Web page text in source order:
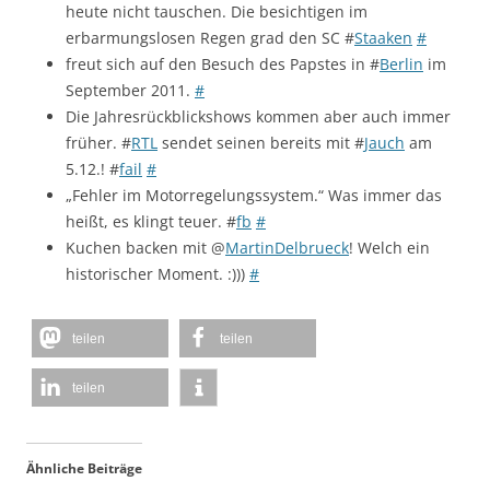
heute nicht tauschen. Die besichtigen im
erbarmungslosen Regen grad den SC #Staaken #
freut sich auf den Besuch des Papstes in #Berlin im
September 2011. #
Die Jahresrückblickshows kommen aber auch immer
früher. #RTL sendet seinen bereits mit #Jauch am
5.12.! #fail #
„Fehler im Motorregelungssystem.“ Was immer das
heißt, es klingt teuer. #fb #
Kuchen backen mit @MartinDelbrueck! Welch ein
historischer Moment. :))) #
teilen teilen
teilen
Ähnliche Beiträge